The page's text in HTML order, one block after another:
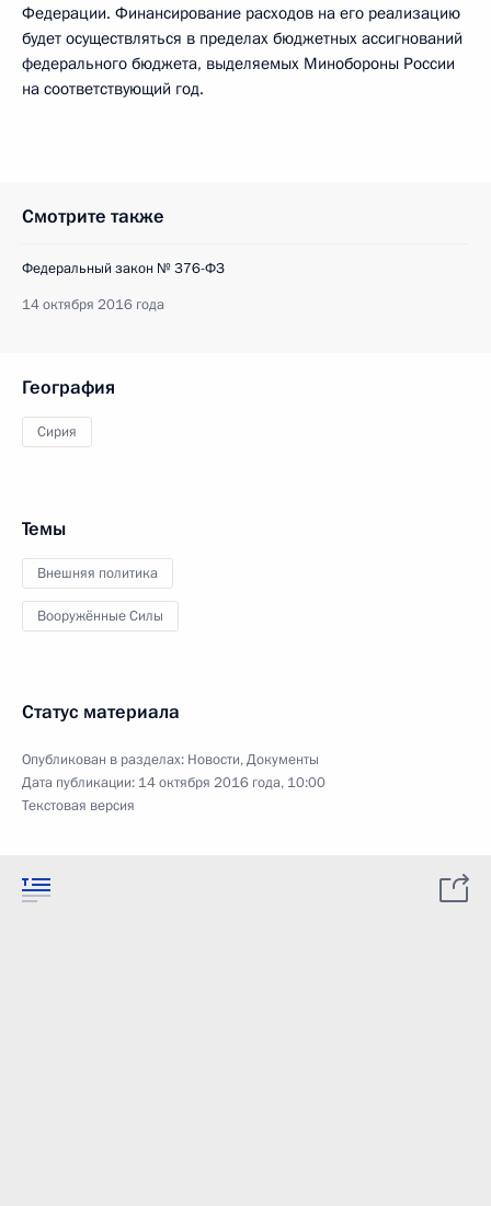
Федерации. Финансирование расходов на его реализацию
будет осуществляться в пределах бюджетных ассигнований
федерального бюджета, выделяемых Минобороны России
на соответствующий год.
Смотрите также
Федеральный закон № 376-ФЗ
14 октября 2016 года
География
Сирия
Темы
Внешняя политика
Вооружённые Силы
Статус материала
Опубликован в разделах: Новости,Документы
Дата публикации: 14 октября 2016 года, 10:00
Текстовая версия